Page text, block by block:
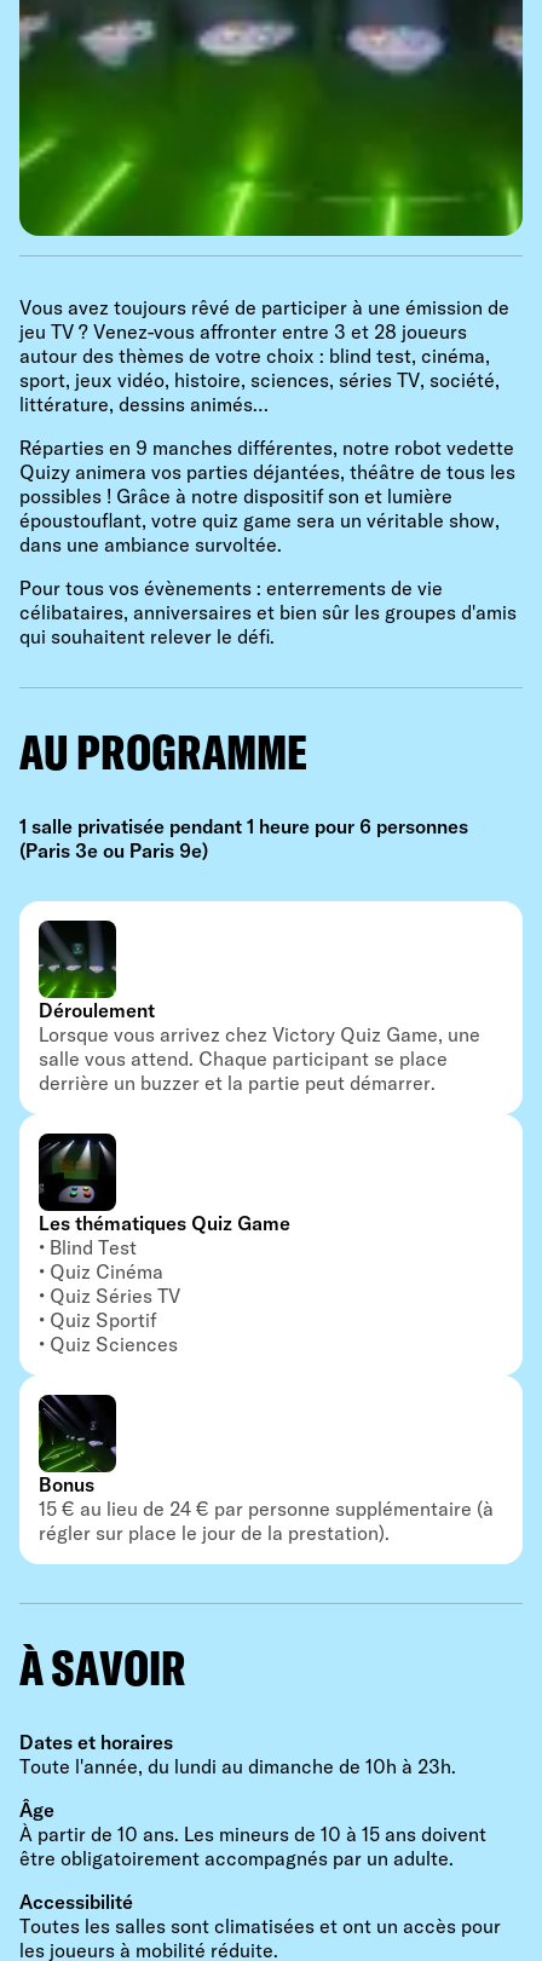
Vous avez toujours rêvé de participer à une émission de
jeu TV ? Venez-vous affronter entre 3 et 28 joueurs
autour des thèmes de votre choix : blind test, cinéma,
sport, jeux vidéo, histoire, sciences, séries TV, société,
littérature, dessins animés…
Réparties en 9 manches différentes, notre robot vedette
Quizy animera vos parties déjantées, théâtre de tous les
possibles ! Grâce à notre dispositif son et lumière
époustouflant, votre quiz game sera un véritable show,
dans une ambiance survoltée.
Pour tous vos évènements : enterrements de vie
célibataires, anniversaires et bien sûr les groupes d'amis
qui souhaitent relever le défi.
AU PROGRAMME
1 salle privatisée pendant 1 heure pour 6 personnes
(Paris 3e ou Paris 9e)
Déroulement
Lorsque vous arrivez chez Victory Quiz Game, une
salle vous attend. Chaque participant se place
derrière un buzzer et la partie peut démarrer.
Les thématiques Quiz Game
Blind Test
Quiz Cinéma
Quiz Séries TV
Quiz Sportif
Quiz Sciences
Bonus
15 € au lieu de 24 € par personne supplémentaire (à
régler sur place le jour de la prestation).
À SAVOIR
Dates et horaires
Toute l'année, du lundi au dimanche de 10h à 23h.
Âge
À partir de 10 ans. Les mineurs de 10 à 15 ans doivent
être obligatoirement accompagnés par un adulte.
Accessibilité
Toutes les salles sont climatisées et ont un accès pour
les joueurs à mobilité réduite.